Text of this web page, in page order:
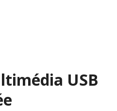
USB